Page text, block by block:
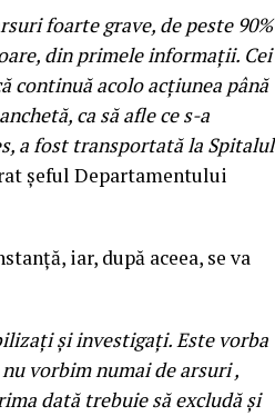
foarte grave, de peste 90%
din primele informaţii. Cei
acolo acţiunea până
ca să afle ce s-a
a fost transportată la Spitalul
şeful Departamentului
iar, după aceea, se va
şi investigaţi. Este vorba
vorbim numai de arsuri ,
dată trebuie să excludă şi